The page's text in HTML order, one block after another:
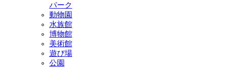
パーク
動物園
水族館
博物館
美術館
遊び場
公園